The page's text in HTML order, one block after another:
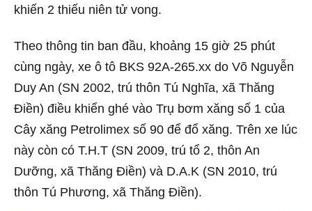
khiến 2 thiếu niên tử vong.
Theo thông tin ban đầu, khoảng 15 giờ 25 phút
cùng ngày, xe ô tô BKS 92A-265.xx do Võ Nguyễn
Duy An (SN 2002, trú thôn Tú Nghĩa, xã Thăng
Điền) điều khiển ghé vào Trụ bơm xăng số 1 của
Cây xăng Petrolimex số 90 để đổ xăng. Trên xe lúc
này còn có T.H.T (SN 2009, trú tổ 2, thôn An
Dưỡng, xã Thăng Điền) và D.A.K (SN 2010, trú
thôn Tú Phương, xã Thăng Điền).